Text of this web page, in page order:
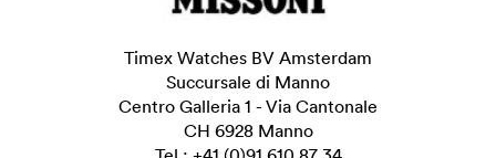
Timex Watches BV Amsterdam
Succursale di Manno
Centro Galleria 1 - Via Cantonale
CH 6928 Manno